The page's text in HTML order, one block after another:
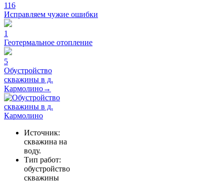
116
Исправляем чужие ошибки
1
Геотермальное отопление
5
Обустройство
скважины в д.
Кармолино→
Источник:
скважина на
воду.
Тип работ:
обустройство
скважины